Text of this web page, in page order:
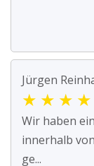
Jürgen
★ ★ ★ ★
Wir haben
innerhalb
ge...